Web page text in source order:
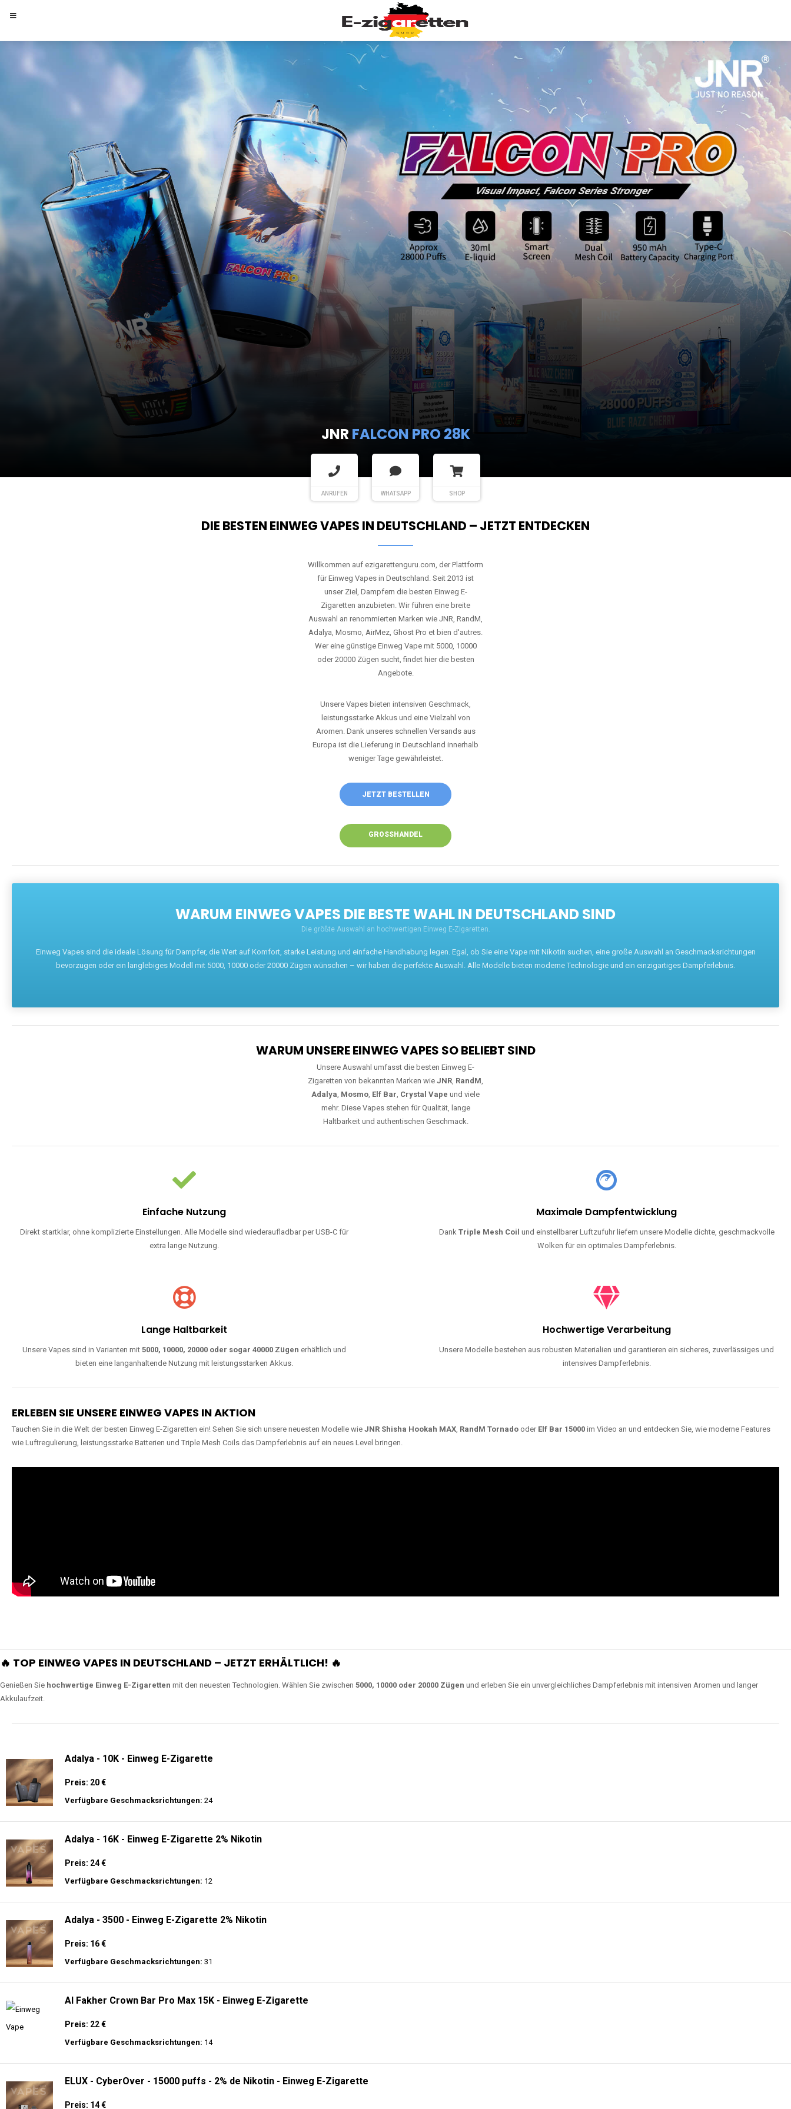
JNR FALCON PRO 28K
ANRUFEN WHATSAPP SHOP
DIE BESTEN EINWEG VAPES IN DEUTSCHLAND – JETZT ENTDECKEN
Willkommen auf ezigarettenguru.com, der Plattform
für Einweg Vapes in Deutschland. Seit 2013 ist
unser Ziel, Dampfern die besten Einweg E-
Zigaretten anzubieten. Wir führen eine breite
Auswahl an renommierten Marken wie JNR, RandM,
Adalya, Mosmo, AirMez, Ghost Pro et bien d'autres.
Wer eine günstige Einweg Vape mit 5000, 10000
oder 20000 Zügen sucht, findet hier die besten
Angebote.
Unsere Vapes bieten intensiven Geschmack,
leistungsstarke Akkus und eine Vielzahl von
Aromen. Dank unseres schnellen Versands aus
Europa ist die Lieferung in Deutschland innerhalb
weniger Tage gewährleistet.
JETZT BESTELLEN
GROSSHANDEL
WARUM EINWEG VAPES DIE BESTE WAHL IN DEUTSCHLAND SIND
Die größte Auswahl an hochwertigen Einweg E-Zigaretten.
Einweg Vapes sind die ideale Lösung für Dampfer, die Wert auf Komfort, starke Leistung und einfache Handhabung legen. Egal, ob Sie eine Vape mit Nikotin suchen, eine große Auswahl an Geschmacksrichtungen
bevorzugen oder ein langlebiges Modell mit 5000, 10000 oder 20000 Zügen wünschen – wir haben die perfekte Auswahl. Alle Modelle bieten moderne Technologie und ein einzigartiges Dampferlebnis.
WARUM UNSERE EINWEG VAPES SO BELIEBT SIND
Unsere Auswahl umfasst die besten Einweg E-
Zigaretten von bekannten Marken wie JNR, RandM,
Adalya, Mosmo, Elf Bar, Crystal Vape und viele
mehr. Diese Vapes stehen für Qualität, lange
Haltbarkeit und authentischen Geschmack.
Einfache Nutzung
Direkt startklar, ohne komplizierte Einstellungen. Alle Modelle sind wiederaufladbar per USB-C für
extra lange Nutzung.
Maximale Dampfentwicklung
Dank Triple Mesh Coil und einstellbarer Luftzufuhr liefern unsere Modelle dichte, geschmackvolle
Wolken für ein optimales Dampferlebnis.
Lange Haltbarkeit
Unsere Vapes sind in Varianten mit5000, 10000, 20000 oder sogar 40000 Zügen erhältlich und
bieten eine langanhaltende Nutzung mit leistungsstarken Akkus.
Hochwertige Verarbeitung
Unsere Modelle bestehen aus robusten Materialien und garantieren ein sicheres, zuverlässiges und
intensives Dampferlebnis.
ERLEBEN SIE UNSERE EINWEG VAPES IN AKTION
Tauchen Sie in die Welt der besten Einweg E-Zigaretten ein! Sehen Sie sich unsere neuesten Modelle wie JNR Shisha Hookah MAX, RandM Tornado oder Elf Bar 15000 im Video an und entdecken Sie, wie moderne Features
wie Luftregulierung, leistungsstarke Batterien und Triple Mesh Coils das Dampferlebnis auf ein neues Level bringen.
🔥 TOP EINWEG VAPES IN DEUTSCHLAND – JETZT ERHÄLTLICH! 🔥
Genießen Sie hochwertige Einweg E-Zigaretten mit den neuesten Technologien. Wählen Sie zwischen 5000, 10000 oder 20000 Zügen und erleben Sie ein unvergleichliches Dampferlebnis mit intensiven Aromen und langer
Akkulaufzeit.
Adalya - 10K - Einweg E-Zigarette
Preis: 20 €
Verfügbare Geschmacksrichtungen: 24
Adalya - 16K - Einweg E-Zigarette 2% Nikotin
Preis: 24 €
Verfügbare Geschmacksrichtungen: 12
Adalya - 3500 - Einweg E-Zigarette 2% Nikotin
Preis: 16 €
Verfügbare Geschmacksrichtungen: 31
Al Fakher Crown Bar Pro Max 15K - Einweg E-Zigarette
Preis: 22 €
Verfügbare Geschmacksrichtungen: 14
ELUX - CyberOver - 15000 puffs - 2% de Nikotin - Einweg E-Zigarette
Preis: 14 €